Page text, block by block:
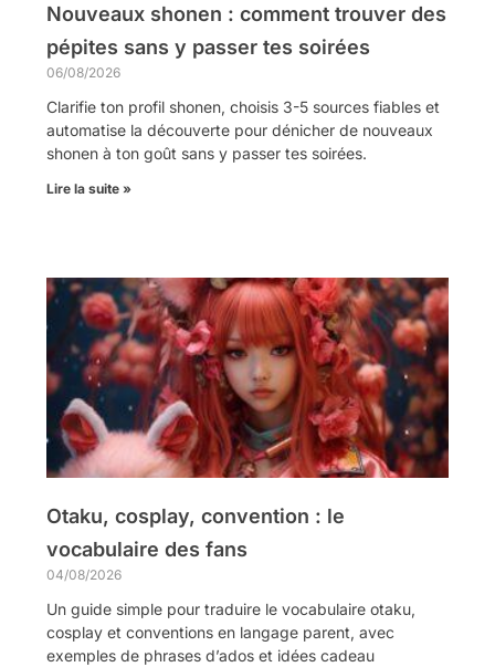
Nouveaux shonen : comment trouver des
pépites sans y passer tes soirées
06/08/2026
Clarifie ton profil shonen, choisis 3-5 sources fiables et
automatise la découverte pour dénicher de nouveaux
shonen à ton goût sans y passer tes soirées.
Lire la suite »
Otaku, cosplay, convention : le
vocabulaire des fans
04/08/2026
Un guide simple pour traduire le vocabulaire otaku,
cosplay et conventions en langage parent, avec
exemples de phrases d’ados et idées cadeau